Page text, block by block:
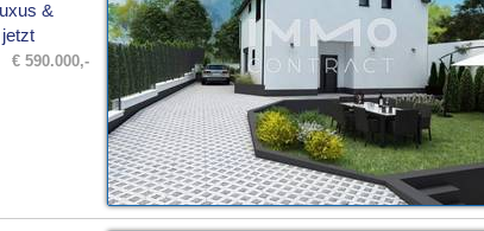
&
€ 590.000,-